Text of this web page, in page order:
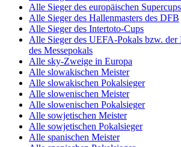
Alle Sieger des europäischen Supercups
Alle Sieger des Hallenmasters des DFB
Alle Sieger des Intertoto-Cups
Alle Sieger des UEFA-Pokals bzw. der
des Messepokals
Alle sky-Zweige in Europa
Alle slowakischen Meister
Alle slowakischen Pokalsieger
Alle slowenischen Meister
Alle slowenischen Pokalsieger
Alle sowjetischen Meister
Alle sowjetischen Pokalsieger
Alle spanischen Meister